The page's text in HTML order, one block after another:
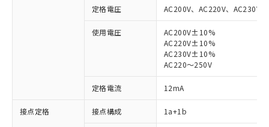
定格電圧 AC200V、AC220V、AC230V
使用電圧
AC200V±10%
AC220V±10%
AC230V±10%
AC220～250V
定格電流 12mA
接点定格 接点構成 1a+1b
※1 対応状況